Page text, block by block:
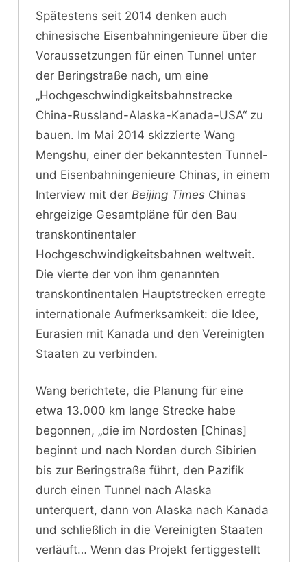
Spätestens seit 2014 denken auch
chinesische Eisenbahningenieure über die
Voraussetzungen für einen Tunnel unter
der Beringstraße nach, um eine
„Hochgeschwindigkeitsbahnstrecke
China-Russland-Alaska-Kanada-USA“ zu
bauen. Im Mai 2014 skizzierte Wang
Mengshu, einer der bekanntesten Tunnel-
und Eisenbahningenieure Chinas, in einem
Interview mit der Beijing Times Chinas
ehrgeizige Gesamtpläne für den Bau
transkontinentaler
Hochgeschwindigkeitsbahnen weltweit.
Die vierte der von ihm genannten
transkontinentalen Hauptstrecken erregte
internationale Aufmerksamkeit: die Idee,
Eurasien mit Kanada und den Vereinigten
Staaten zu verbinden.
Wang berichtete, die Planung für eine
etwa 13.000 km lange Strecke habe
begonnen, „die im Nordosten [Chinas]
beginnt und nach Norden durch Sibirien
bis zur Beringstraße führt, den Pazifik
durch einen Tunnel nach Alaska
unterquert, dann von Alaska nach Kanada
und schließlich in die Vereinigten Staaten
verläuft… Wenn das Projekt fertiggestellt